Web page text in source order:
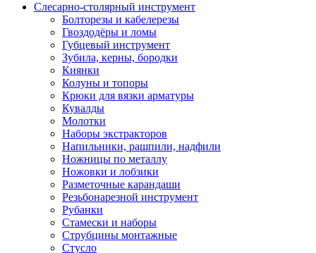
Слесарно-столярный инструмент
Болторезы и кабелерезы
Гвоздодёры и ломы
Губцевый инструмент
Зубила, керны, бородки
Киянки
Колуны и топоры
Крюки для вязки арматуры
Кувалды
Молотки
Наборы экстракторов
Напильники, рашпили, надфили
Ножницы по металлу
Ножовки и лобзики
Разметочные карандаши
Резьбонарезной инструмент
Рубанки
Стамески и наборы
Струбцины монтажные
Стусло